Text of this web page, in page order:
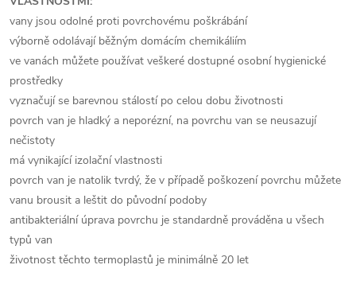
vany jsou odolné proti povrchovému poškrábání
výborně odolávají běžným domácím chemikáliím
ve vanách můžete používat veškeré dostupné osobní hygienické
prostředky
vyznačují se barevnou stálostí po celou dobu životnosti
povrch van je hladký a neporézní, na povrchu van se neusazují
nečistoty
má vynikající izolační vlastnosti
povrch van je natolik tvrdý, že v případě poškození povrchu můžete
vanu brousit a leštit do původní podoby
antibakteriální úprava povrchu je standardně prováděna u všech
typů van
životnost těchto termoplastů je minimálně 20 let